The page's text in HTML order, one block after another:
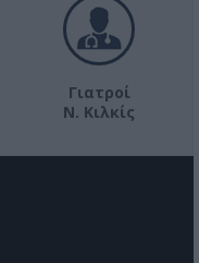
Γιατροί
Ν. Κιλκίς